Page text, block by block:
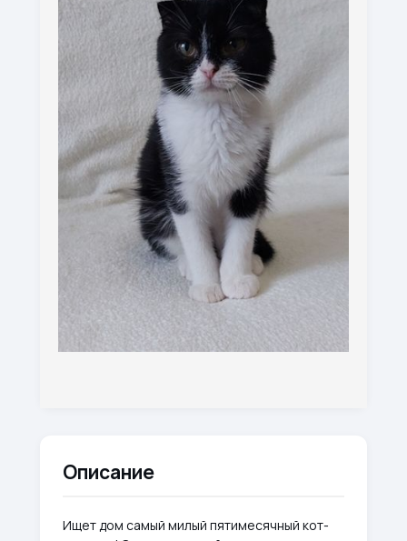
Описание
Ищет дом самый милый пятимесячный кот-